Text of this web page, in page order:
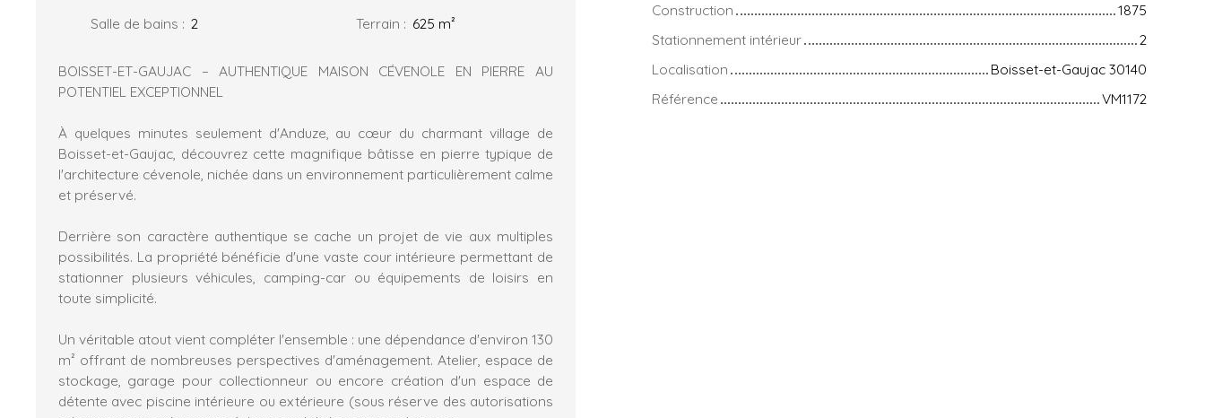
Salle de bains : 2 Terrain : 625 m²
BOISSET-ET-GAUJAC – AUTHENTIQUE MAISON CÉVENOLE EN PIERRE AU
POTENTIEL EXCEPTIONNEL
À quelques minutes seulement d'Anduze, au cœur du charmant village de
Boisset-et-Gaujac, découvrez cette magnifique bâtisse en pierre typique de
l'architecture cévenole, nichée dans un environnement particulièrement calme
et préservé.
Derrière son caractère authentique se cache un projet de vie aux multiples
possibilités. La propriété bénéficie d'une vaste cour intérieure permettant de
stationner plusieurs véhicules, camping-car ou équipements de loisirs en
toute simplicité.
Un véritable atout vient compléter l'ensemble : une dépendance d'environ 130
m² offrant de nombreuses perspectives d'aménagement. Atelier, espace de
stockage, garage pour collectionneur ou encore création d'un espace de
détente avec piscine intérieure ou extérieure (sous réserve des autorisations
Construction
1875
Stationnement intérieur
2
Localisation
Boisset-et-Gaujac 30140
Référence
VM1172